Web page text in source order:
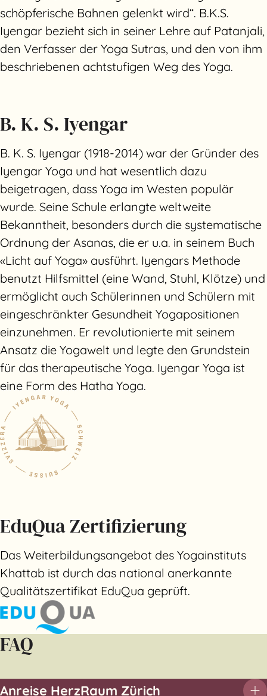
schöpferische Bahnen gelenkt wird“. B.K.S.
Iyengar bezieht sich in seiner Lehre auf Patanjali,
den Verfasser der Yoga Sutras, und den von ihm
beschriebenen achtstufigen Weg des Yoga.
B. K. S. Iyengar
B. K. S. Iyengar (1918-2014) war der Gründer des
Iyengar Yoga und hat wesentlich dazu
beigetragen, dass Yoga im Westen populär
wurde. Seine Schule erlangte weltweite
Bekanntheit, besonders durch die systematische
Ordnung der Asanas, die er u.a. in seinem Buch
«Licht auf Yoga» ausführt. Iyengars Methode
benutzt Hilfsmittel (eine Wand, Stuhl, Klötze) und
ermöglicht auch Schülerinnen und Schülern mit
eingeschränkter Gesundheit Yogapositionen
einzunehmen. Er revolutionierte mit seinem
Ansatz die Yogawelt und legte den Grundstein
für das therapeutische Yoga. Iyengar Yoga ist
eine Form des Hatha Yoga.
EduQua Zertifizierung
Das Weiterbildungsangebot des Yogainstituts
Khattab ist durch das national anerkannte
Qualitätszertifikat EduQua geprüft.
FAQ
Anreise HerzRaum Zürich